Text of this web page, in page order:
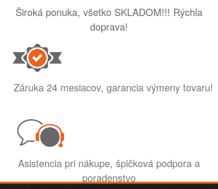
Široká ponuka, všetko SKLADOM!!! Rýchla
doprava!
Záruka 24 mesiacov, garancia výmeny tovaru!
Asistencia pri nákupe, špičková podpora a
poradenstvo